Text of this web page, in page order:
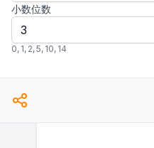
小数位数
0, 1, 2,5, 10, 14